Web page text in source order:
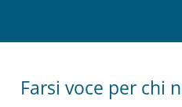
Farsi voce per chi